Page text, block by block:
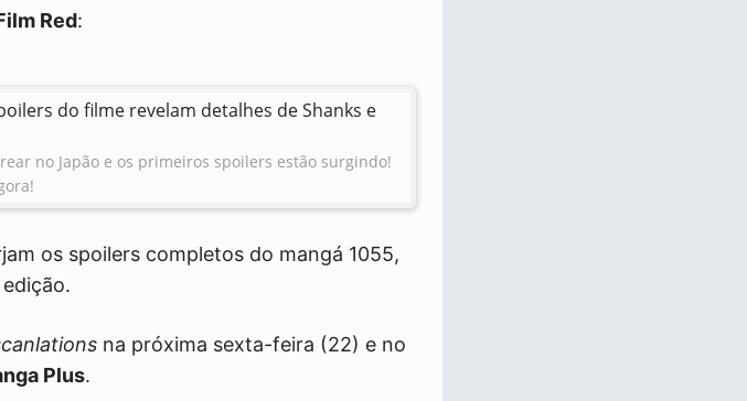
Red:
do filme revelam detalhes de Shanks e
no Japão e os primeiros spoilers estão surgindo!
os spoilers completos do mangá 1055,
na próxima sexta-feira (22) e no
Plus.